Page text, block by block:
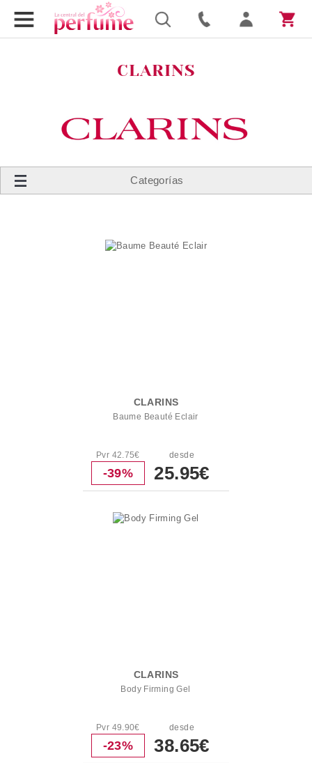
CLARINS
Categorías
CLARINS
Baume Beauté Eclair
Pvr 42.75€
-39%
desde
25.95€
CLARINS
Body Firming Gel
Pvr 49.90€
-23%
desde
38.65€